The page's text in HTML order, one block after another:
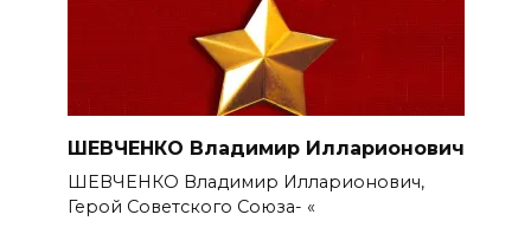
ШЕВЧЕНКО Владимир Илларионович
ШЕВЧЕНКО Владимир Илларионович,
Герой Советского Союза- «